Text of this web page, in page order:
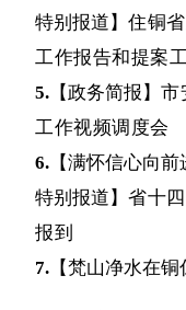
特别报道】 住铜
工作报告和提案
5. 【政务简报】 市
工作视频调度会
6. 【满怀信心向
特别报道】 省十
报到
7. 【梵山净水在